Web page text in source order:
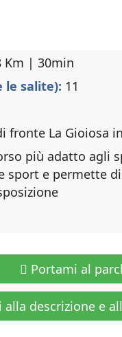
Km | 30min
le salite): 11
fronte La Gioiosa
più adatto agli
sport e permette
Portami al
alla descrizione e